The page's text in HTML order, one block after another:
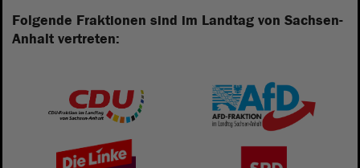
Folgende Fraktionen sind im Landtag von Sachsen-
Anhalt vertreten: